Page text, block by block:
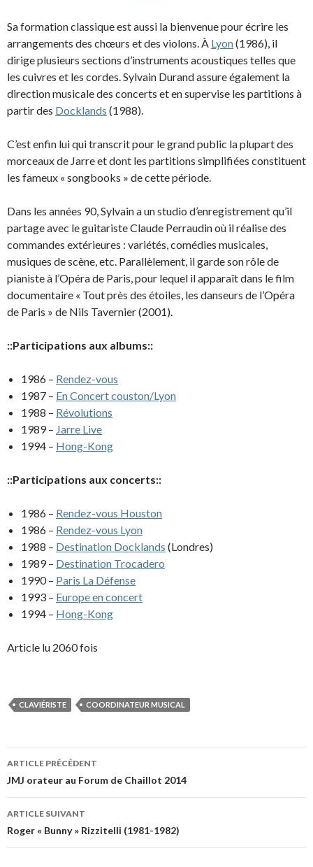
Sa formation classique est aussi la bienvenue pour écrire les
arrangements des chœurs et des violons. À Lyon(1986), il
dirige plusieurs sections d’instruments acoustiques telles que
les cuivres et les cordes. Sylvain Durand assure également la
direction musicale des concerts et en supervise les partitions à
partir des Docklands (1988).
C’est enfin lui qui transcrit pour le grand public la plupart des
morceaux de Jarre et dont les partitions simplifiées constituent
les fameux « songbooks » de cette période.
Dans les années 90, Sylvain a un studio d’enregistrement qu’il
partage avec le guitariste Claude Perraudin où il réalise des
commandes extérieures : variétés, comédies musicales,
musiques de scène, etc. Parallèlement, il garde son rôle de
pianiste à l’Opéra de Paris, pour lequel il apparaît dans le film
documentaire « Tout près des étoiles, les danseurs de l’Opéra
de Paris » de Nils Tavernier (2001).
::Participations aux albums::
1986 – Rendez-vous
1987 – En Concert couston/Lyon
1988 – Révolutions
1989 – Jarre Live
1994 – Hong-Kong
::Participations aux concerts::
1986 – Rendez-vous Houston
1986 – Rendez-vous Lyon
1988 – Destination Docklands (Londres)
1989 – Destination Trocadero
1990 – Paris La Défense
1993 – Europe en concert
1994 – Hong-Kong
Article lu 2060 fois
CLAVIÉRISTE COORDINATEUR MUSICAL
Navigation
des
articles
ARTICLE PRÉCÉDENT
JMJ orateur au Forum de Chaillot 2014
ARTICLE SUIVANT
Roger « Bunny » Rizzitelli (1981-1982)